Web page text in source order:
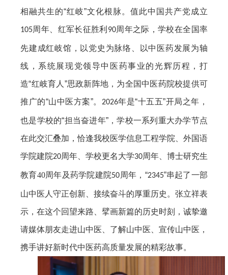
相融共生的“红岐”文化根脉。值此中国共产党成立
105周年、红军长征胜利 90周年之际，学校在全国率
先建成红岐馆，以党史为脉络、以中医药发展为轴
线，系统展现党领导中医药事业的光辉历程，打
造“红岐育人”思政新阵地，为全国中医药院校提供可
推广的“山中医方案”。 2026年是“十五五”开局之年，
也是学校的“担当奋进年”，学校一系列重大办学节点
在此交汇叠加，恰逢我校医学信息工程学院、外国语
学院建院20周年、学校更名大学30周年、博士研究生
教育40周年及药学院建院50周年，“2345”串起了一部
山中医人守正创新、接续奋斗的厚重历史。张立祥表
示，在这个回望来路、擘画新篇的历史时刻，诚挚邀
请媒体朋友走进山中医、了解山中医、宣传山中医，
携手讲好新时代中医药高质量发展的精彩故事。